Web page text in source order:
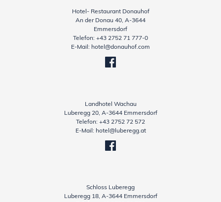
Hotel- Restaurant Donauhof
An der Donau 40, A-3644
Emmersdorf
Telefon: +43 2752 71 777-0
E-Mail: hotel@donauhof.com
Landhotel Wachau
Luberegg 20, A-3644 Emmersdorf
Telefon: +43 2752 72 572
E-Mail: hotel@luberegg.at
Schloss Luberegg
Luberegg 18, A-3644 Emmersdorf